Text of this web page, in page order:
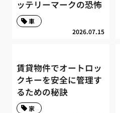
ッテリーマークの恐怖
2026.07.15
車
賃貸物件でオートロッ
クキーを安全に管理す
るための秘訣
家